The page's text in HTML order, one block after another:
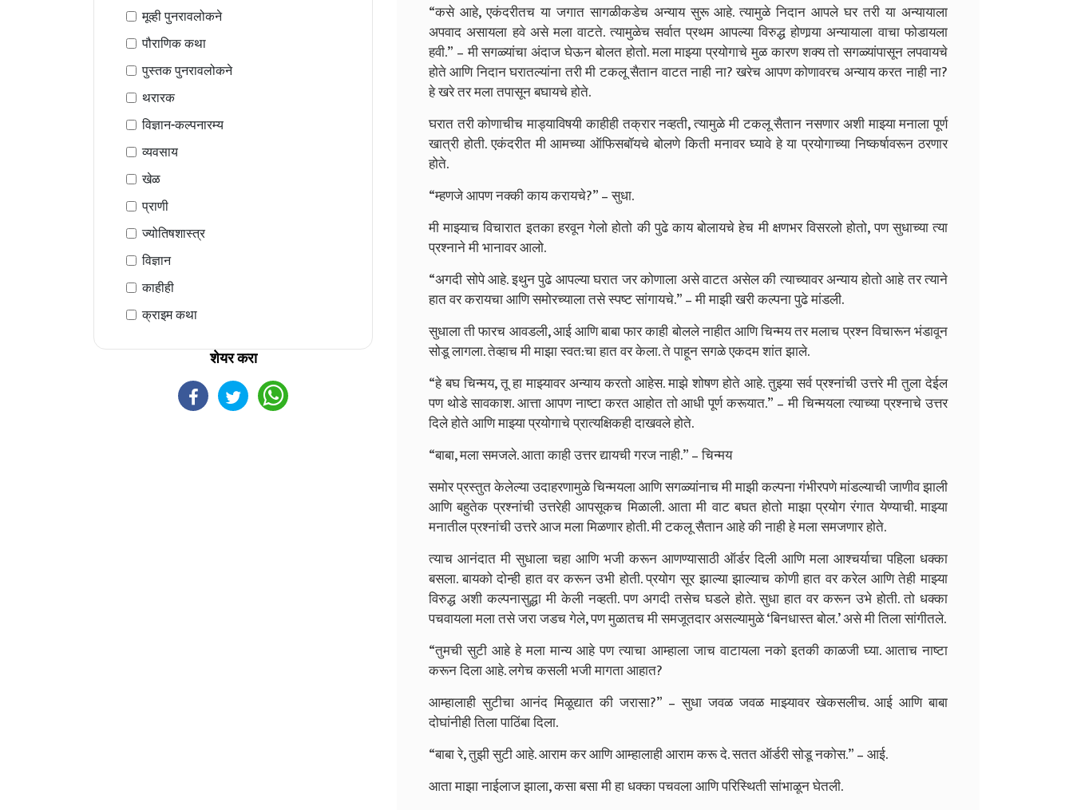
मूव्ही पुनरावलोकने
पौराणिक कथा
पुस्तक पुनरावलोकने
थरारक
विज्ञान-कल्पनारम्य
व्यवसाय
खेळ
प्राणी
ज्योतिषशास्त्र
विज्ञान
काहीही
क्राइम कथा
शेयर करा
“कसे आहे, एकंदरीतच या जगात सागळीकडेच अन्याय सुरू आहे. त्यामुळे निदान आपले घर तरी या अन्यायाला
अपवाद असायला हवे असे मला वाटते. त्यामुळेच सर्वात प्रथम आपल्या विरुद्ध होणार्‍या अन्यायाला वाचा फोडायला
हवी.” – मी सगळ्यांचा अंदाज घेऊन बोलत होतो. मला मा‍झ्या प्रयोगाचे मुळ कारण शक्य तो सगळ्यांपासून लपवायचे
होते आणि निदान घरातल्यांना तरी मी टकलू सैतान वाटत नाही ना? खरेच आपण कोणावरच अन्याय करत नाही ना?
हे खरे तर मला तपासून बघायचे होते.
घरात तरी कोणाचीच माड्याविषयी काहीही तक्रार नव्हती, त्यामुळे मी टकलू सैतान नसणार अशी मा‍झ्या मनाला पूर्ण
खात्री होती. एकंदरीत मी आमच्या ऑफिसबॉयचे बोलणे किती मनावर घ्यावे हे या प्रयोगाच्या निष्कर्षावरून ठरणार
होते.
“म्हणजे आपण नक्की काय करायचे?” – सुधा.
मी मा‍झ्याच विचारात इतका हरवून गेलो होतो की पुढे काय बोलायचे हेच मी क्षणभर विसरलो होतो, पण सुधाच्या त्या
प्रश्नाने मी भानावर आलो.
“अगदी सोपे आहे. इथुन पुढे आपल्या घरात जर कोणाला असे वाटत असेल की त्याच्यावर अन्याय होतो आहे तर त्याने
हात वर करायचा आणि समोरच्याला तसे स्पष्ट सांगायचे.” – मी माझी खरी कल्पना पुढे मांडली.
सुधाला ती फारच आवडली, आई आणि बाबा फार काही बोलले नाहीत आणि चिन्मय तर मलाच प्रश्न विचारून भंडावून
सोडू लागला. तेव्हाच मी माझा स्वत:चा हात वर केला. ते पाहून सगळे एकदम शांत झाले.
“हे बघ चिन्मय, तू हा माझ्यावर अन्याय करतो आहेस. माझे शोषण होते आहे. तुझ्या सर्व प्रश्नांची उत्तरे मी तुला देईल
पण थोडे सावकाश. आत्ता आपण नाष्टा करत आहोत तो आधी पूर्ण करूयात.” – मी चिन्मयला त्याच्या प्रश्नाचे उत्तर
दिले होते आणि मा‍झ्या प्रयोगाचे प्रात्यक्षिकही दाखवले होते.
“बाबा, मला समजले. आता काही उत्तर द्यायची गरज नाही.” – चिन्मय
समोर प्रस्तुत केलेल्या उदाहरणामुळे चिन्मयला आणि सगळ्यांनाच मी माझी कल्पना गंभीरपणे मांडल्याची जाणीव झाली
आणि बहुतेक प्रश्नांची उत्तरेही आपसूकच मिळाली. आता मी वाट बघत होतो माझा प्रयोग रंगात येण्याची. मा‍झ्या
मनातील प्रश्नांची उत्तरे आज मला मिळणार होती. मी टकलू सैतान आहे की नाही हे मला समजणार होते.
त्याच आनंदात मी सुधाला चहा आणि भजी करून आणण्यासाठी ऑर्डर दिली आणि मला आश्चर्याचा पहिला धक्का
बसला. बायको दोन्ही हात वर करून उभी होती. प्रयोग सूर झाल्या झाल्याच कोणी हात वर करेल आणि तेही मा‍झ्या
विरुद्ध अशी कल्पनासुद्धा मी केली नव्हती. पण अगदी तसेच घडले होते. सुधा हात वर करून उभे होती. तो धक्का
पचवायला मला तसे जरा जडच गेले, पण मुळातच मी समजूतदार असल्यामुळे ‘बिनधास्त बोल.’ असे मी तिला सांगीतले.
“तुमची सुटी आहे हे मला मान्य आहे पण त्याचा आम्हाला जाच वाटायला नको इतकी काळजी घ्या. आताच नाष्टा
करून दिला आहे. लगेच कसली भजी मागता आहात?
आम्हालाही सुटीचा आनंद मिळूद्यात की जरासा?” – सुधा जवळ जवळ माझ्यावर खेकसलीच. आई आणि बाबा
दोघांनीही तिला पाठिंबा दिला.
“बाबा रे, तुझी सुटी आहे. आराम कर आणि आम्हालाही आराम करू दे. सतत ऑर्डरी सोडू नकोस.” – आई.
आता माझा नाईलाज झाला, कसा बसा मी हा धक्का पचवला आणि परिस्थिती सांभाळून घेतली.